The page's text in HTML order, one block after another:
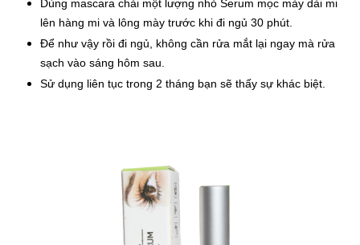
Dùng mascara chải một lượng nhỏ Serum mọc mày dài mi
lên hàng mi và lông mày trước khi đi ngủ 30 phút.
Để như vậy rồi đi ngủ, không cần rửa mắt lại ngay mà rửa
sạch vào sáng hôm sau.
Sử dụng liên tục trong 2 tháng bạn sẽ thấy sự khác biệt.